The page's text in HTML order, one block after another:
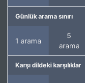
Günlük arama sınırı
1 arama
5
arama
Karşı dildeki karşılıklar